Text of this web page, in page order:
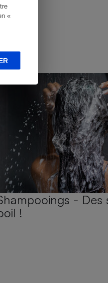
«
D'ACHAT
- Des
!